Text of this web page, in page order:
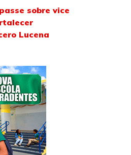
sobre vice
Lucena